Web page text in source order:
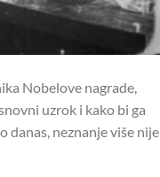
Nobelove nagrade,
uzrok i kako bi ga
danas, neznanje više nije